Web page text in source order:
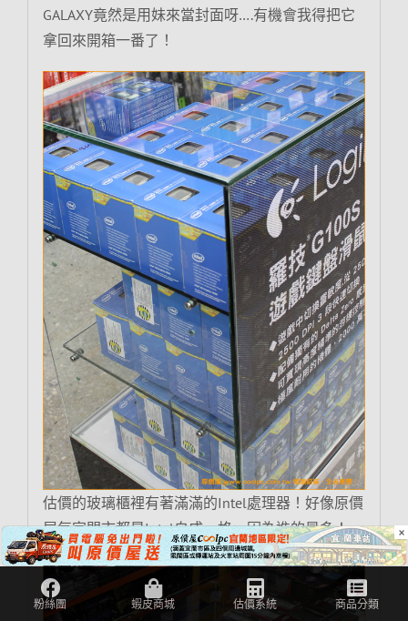
GALAXY竟然是用妹來當封面呀….有機會我得把它
拿回來開箱一番了！
估價的玻璃櫃裡有著滿滿的Intel處理器！好像原價
屋每家門市都是Intel自成一格，因為進的最多！
×